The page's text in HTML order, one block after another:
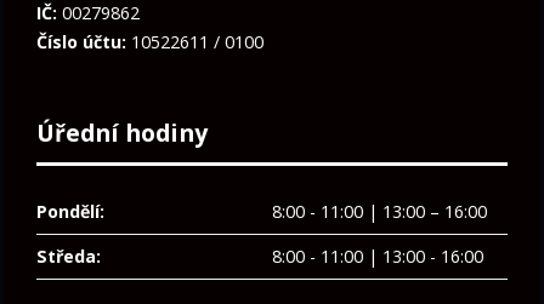
IČ: 00279862
Číslo účtu: 10522611 / 0100
Úřední hodiny
Pondělí:
8:00 - 11:00 | 13:00 – 16:00
Středa:
8:00 - 11:00 | 13:00 - 16:00